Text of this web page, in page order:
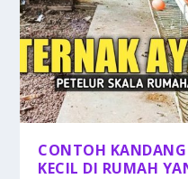
CONTOH
KECIL DI RUMAH